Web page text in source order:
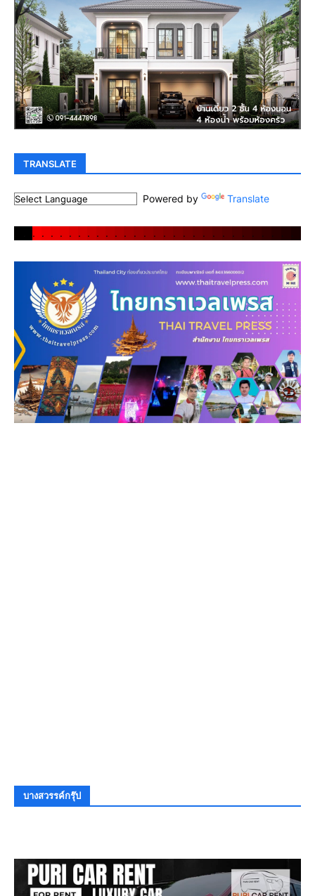
TRANSLATE
Powered by Translate
. . . . . . . . . . . . . . . . . . . . . . . .
บางสวรรค์กรุ๊ป